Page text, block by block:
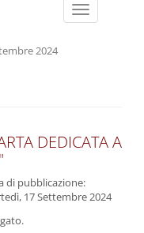
Toggle
navigation
2024
DEDICATA A
di pubblicazione:
17 Settembre 2024